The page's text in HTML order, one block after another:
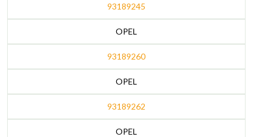
93189245
OPEL
93189260
OPEL
93189262
OPEL